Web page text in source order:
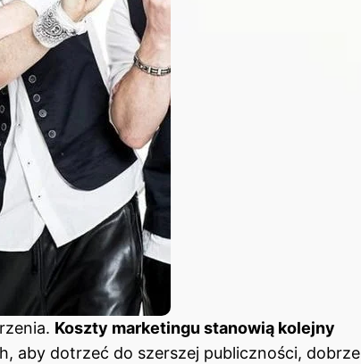
Koszty marketingu stanowią kolejny
aby dotrzeć do szerszej publiczności, dobrze